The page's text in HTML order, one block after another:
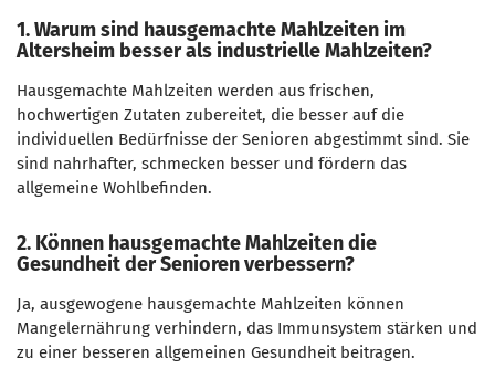
1. Warum sind hausgemachte Mahlzeiten im
Altersheim besser als industrielle Mahlzeiten?
Hausgemachte Mahlzeiten werden aus frischen,
hochwertigen Zutaten zubereitet, die besser auf die
individuellen Bedürfnisse der Senioren abgestimmt sind. Sie
sind nahrhafter, schmecken besser und fördern das
allgemeine Wohlbefinden.
2. Können hausgemachte Mahlzeiten die
Gesundheit der Senioren verbessern?
Ja, ausgewogene hausgemachte Mahlzeiten können
Mangelernährung verhindern, das Immunsystem stärken und
zu einer besseren allgemeinen Gesundheit beitragen.